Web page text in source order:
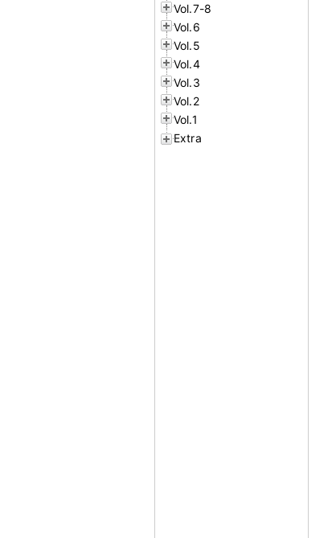
Vol.7-8
Vol.6
Vol.5
Vol.4
Vol.3
Vol.2
Vol.1
Extra